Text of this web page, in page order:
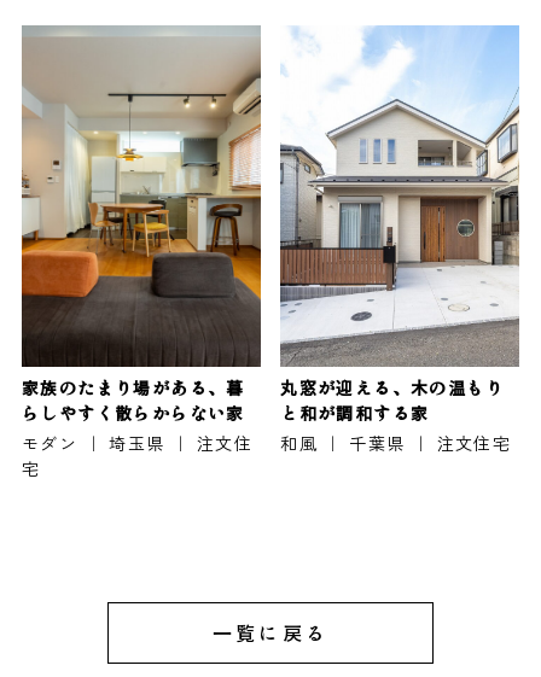
家族のたまり場がある、暮
らしやすく散らからない家
モダン ｜ 埼玉県 ｜ 注文住
宅
丸窓が迎える、木の温もり
と和が調和する家
和風 ｜ 千葉県 ｜ 注文住宅
一覧に戻る